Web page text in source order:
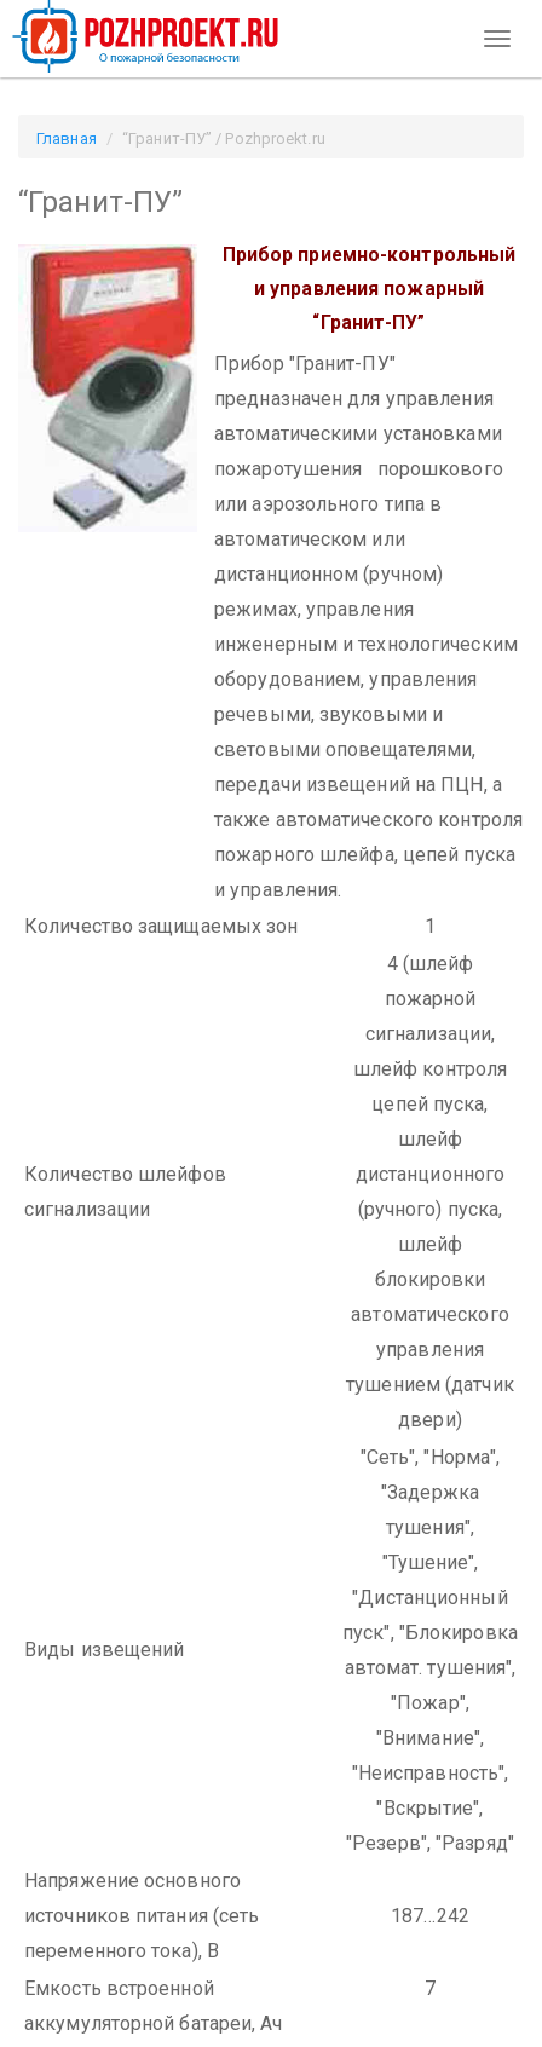
Главная “Гранит-ПУ” / Pozhproekt.ru
“Гранит-ПУ”
Прибор приемно-контрольный
и управления пожарный
“Гранит-ПУ”
Прибор "Гранит-ПУ"
предназначен для управления
автоматическими установками
пожаротушения порошкового
или аэрозольного типа в
автоматическом или
дистанционном (ручном)
режимах, управления
инженерным и технологическим
оборудованием, управления
речевыми, звуковыми и
световыми оповещателями,
передачи извещений на ПЦН, а
также автоматического контроля
пожарного шлейфа, цепей пуска
и управления.
Количество защищаемых зон
1
Количество шлейфов
сигнализации
4 (шлейф
пожарной
сигнализации,
шлейф контроля
цепей пуска,
шлейф
дистанционного
(ручного) пуска,
шлейф
блокировки
автоматического
управления
тушением (датчик
двери)
Виды извещений
"Сеть", "Норма",
"Задержка
тушения",
"Тушение",
"Дистанционный
пуск", "Блокировка
автомат. тушения",
"Пожар",
"Внимание",
"Неисправность",
"Вскрытие",
"Резерв", "Разряд"
Напряжение основного
источников питания (сеть
переменного тока), В
187…242
Емкость встроенной
аккумуляторной батареи, Ач
7